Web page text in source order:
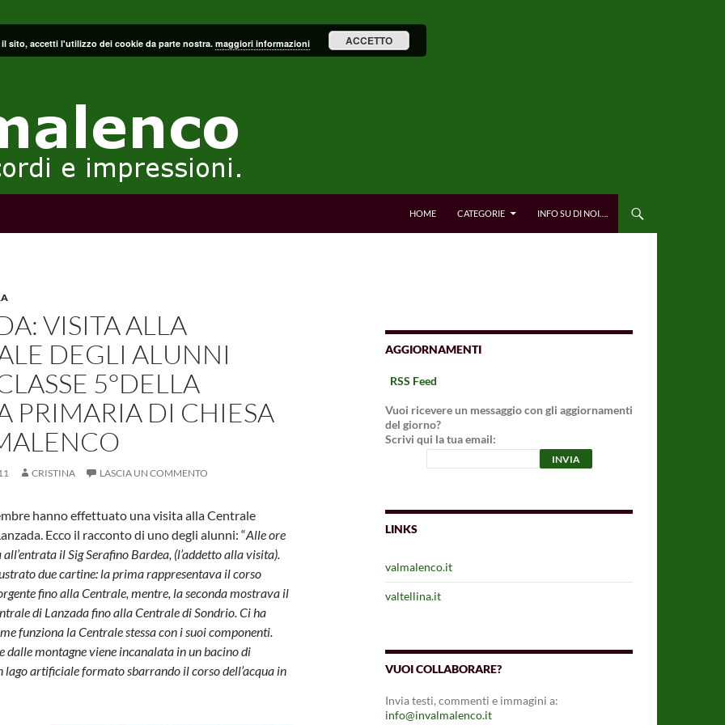
HOME CATEGORIE INFO SU DI NOI….
VISITA ALLA
DEGLI ALUNNI
5°DELLA
PRIMARIA DI CHIESA
CRISTINA LASCIA UN COMMENTO
hanno effettuato una visita alla Centrale
Ecco il racconto di uno degli alunni: “Alle ore
il Sig Serafino Bardea, (l’addetto alla visita).
due cartine: la prima rappresentava il corso
fino alla Centrale, mentre, la seconda mostrava il
di Lanzada fino alla Centrale di Sondrio. Ci ha
funziona la Centrale stessa con i suoi componenti.
dalle montagne viene incanalata in un bacino di
lago artificiale formato sbarrando il corso dell’acqua in
AGGIORNAMENTI
RSS Feed
Vuoi ricevere un messaggio con gli aggiornamenti
del giorno?
Scrivi qui la tua email:
LINKS
valmalenco.it
valtellina.it
VUOI COLLABORARE?
Invia testi, commenti e immagini a:
info@invalmalenco.it
sito, accetti l'utilizzo dei cookie da parte nostra. maggiori informazioni ACCETTO